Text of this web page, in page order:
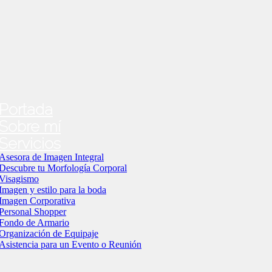
de Imagen Integral
tu Morfología Corporal
y estilo para la boda
Corporativa
Shopper
de Armario
de Equipaje
para un Evento o Reunión